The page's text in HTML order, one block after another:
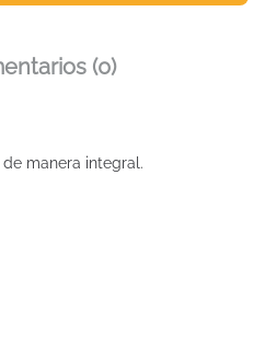
(0)
manera integral.